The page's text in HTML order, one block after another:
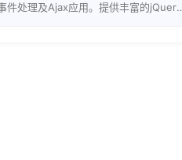
件处理及Ajax应用。提供丰富的jQuery